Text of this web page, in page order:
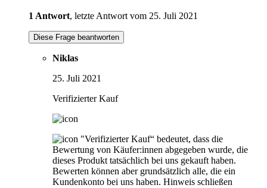
1 Antwort, letzte Antwort vom 25. Juli 2021
Diese Frage beantworten
Niklas
25. Juli 2021
Verifizierter Kauf
"Verifizierter Kauf“ bedeutet, dass die
Bewertung von Käufer:innen abgegeben wurde, die
dieses Produkt tatsächlich bei uns gekauft haben.
Bewerten können aber grundsätzlich alle, die ein
Kundenkonto bei uns haben. Hinweis schließen